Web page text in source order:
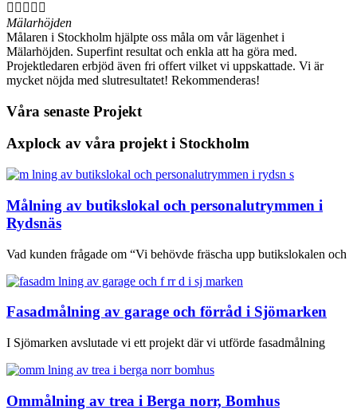
    
Mälarhöjden
Målaren i Stockholm hjälpte oss måla om vår lägenhet i
Mälarhöjden. Superfint resultat och enkla att ha göra med.
Projektledaren erbjöd även fri offert vilket vi uppskattade. Vi är
mycket nöjda med slutresultatet! Rekommenderas!
Våra senaste Projekt
Axplock av våra projekt i Stockholm
Målning av butikslokal och personalutrymmen i
Rydsnäs
Vad kunden frågade om “Vi behövde fräscha upp butikslokalen och
Fasadmålning av garage och förråd i Sjömarken
I Sjömarken avslutade vi ett projekt där vi utförde fasadmålning
Ommålning av trea i Berga norr, Bomhus